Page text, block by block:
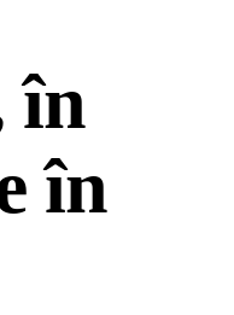
în
în